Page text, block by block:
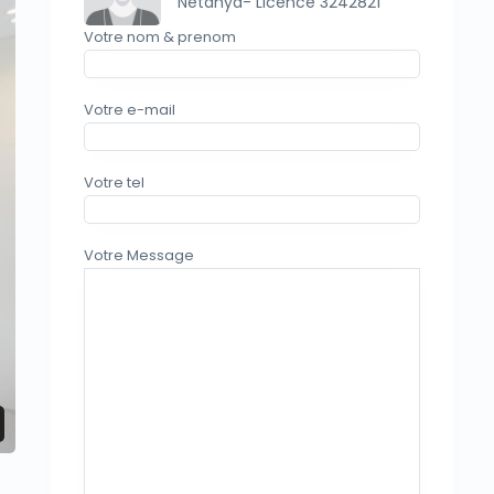
Votre nom & prenom
Votre e-mail
Votre tel
Votre Message